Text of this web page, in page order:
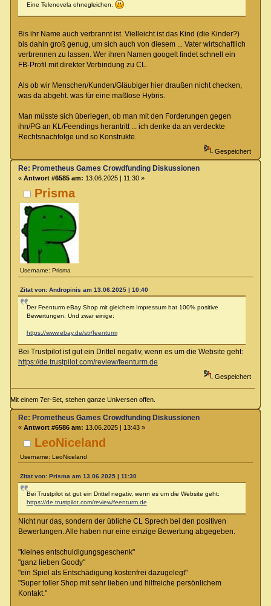
Eine Telenovela ohnegleichen.
Bis ihr Name auch verbrannt ist. Vielleicht ist das Kind (die Kinder?)
bis dahin groß genug, um sich auch von diesem ... Vater wirtschaftlich
verbrennen zu lassen. Wer ihren Namen googelt findet schnell ein
FB-Profil mit direkter Verbindung zu CL.
Als ob wir Menschen/Kunden/Gläubiger hier draußen nicht checken,
was da abgeht. was für eine maßlose Hybris.
Man müsste sich überlegen, ob man mit den Forderungen gegen
ihn/PG an KL/Feendings herantritt ... ich denke da an verdeckte
Rechtsnachfolge und so Konstrukte.
Gespeichert
Prisma
Username: Prisma
Re: Prometheus Games Crowdfunding Diskussionen
« Antwort #6585 am: 13.06.2025 | 11:30 »
Zitat von: Andropinis am 13.06.2025 | 10:40
Der Feenturm eBay Shop mit gleichem Impressum hat 100% positive
Bewertungen. Und zwar einige:
https://www.ebay.de/str/feenturm
Bei Trustpilot ist gut ein Drittel negativ, wenn es um die Website geht:
https://de.trustpilot.com/review/feenturm.de
Gespeichert
Mit einem 7er-Set, stehen ganze Universen offen.
LeoNiceland
Username: LeoNiceland
Re: Prometheus Games Crowdfunding Diskussionen
« Antwort #6586 am: 13.06.2025 | 13:43 »
Zitat von: Prisma am 13.06.2025 | 11:30
Bei Trustpilot ist gut ein Drittel negativ, wenn es um die Website geht:
https://de.trustpilot.com/review/feenturm.de
Nicht nur das, sondern der übliche CL Sprech bei den positiven
Bewertungen. Alle haben nur eine einzige Bewertung abgegeben.
"kleines entschuldigungsgeschenk"
"ganz lieben Goody"
"ein Spiel als Entschädigung kostenfrei dazugelegt"
"Super toller Shop mit sehr lieben und hilfreiche persönlichem
Kontakt."